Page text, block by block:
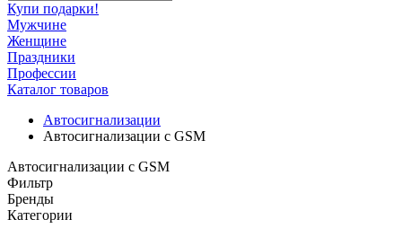
Купи подарки!
Мужчине
Женщине
Праздники
Профессии
Каталог товаров
Автосигнализации
Автосигнализации с GSM
Автосигнализации с GSM
Фильтр
Бренды
Категории